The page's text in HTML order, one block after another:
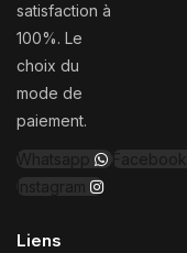
satisfaction à
100%. Le
choix du
mode de
paiement.
Whatsapp
Facebook
Instagram
Liens